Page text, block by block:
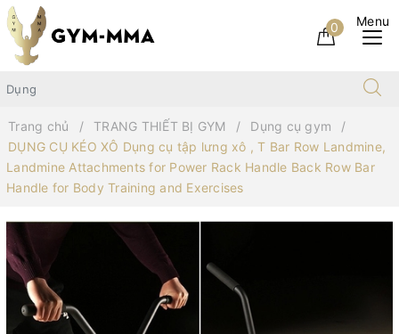
0
Trang chủ TRANG THIẾT BỊ GYM
Dụng cụ gym
DỤNG CỤ KÉO XÔ Dụng cụ tập lưng xô , T Bar Row Landmine,
Landmine Attachments for Power Rack Handle Back Row Bar
Handle for Body Training and Exercises